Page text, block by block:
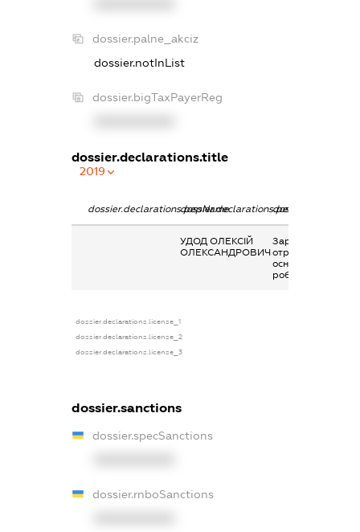
dossier.palne_akciz
dossier.notInList
dossier.bigTaxPayerReg
dossier.declarations.title
2019
dossier.declarations.pepNamedossier.declarations.personName
УДОД ОЛЕКСІЙ
ОЛЕКСАНДРОВИЧ
Заробітна плата
отримана за
основним місцем
роботи
dossier.declarations.license_1
dossier.declarations.license_2
dossier.declarations.license_3
dossier.sanctions
dossier.specSanctions
dossier.rnboSanctions